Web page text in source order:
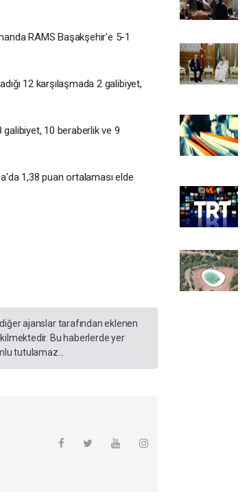
RAMS Başakşehir'e 5-1
12 karşılaşmada 2 galibiyet,
galibiyet, 10 beraberlik ve 9
1,38 puan ortalaması elde
ajanslar tarafından eklenen
Bu haberlerde yer
tutulamaz...